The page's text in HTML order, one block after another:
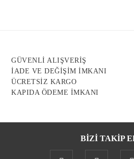
Bu ürüne benzer farklı alternatifler olmalı.
Gönder
GÜVENLİ ALIŞVERİŞ
İADE VE DEĞİŞİM İMKANI
ÜCRETSİZ KARGO
KAPIDA ÖDEME İMKANI
BİZİ TAKİP